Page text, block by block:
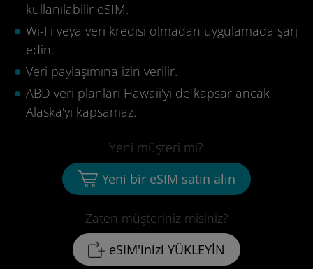
kullanılabilir eSIM.
Wi-Fi veya veri kredisi olmadan uygulamada şarj
edin.
Veri paylaşımına izin verilir.
ABD veri planları Hawaii'yi de kapsar ancak
Alaska'yı kapsamaz.
Zaten müşteriniz misiniz?
eSIM'inizi YÜKLEYİN
Yeni müşteri mi?
Yeni bir eSIM satın alın